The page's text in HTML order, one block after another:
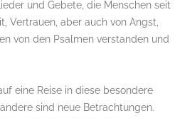
und Gebete, die Menschen seit
Vertrauen, aber auch von Angst,
von den Psalmen verstanden und
eine Reise in diese besondere
sind neue Betrachtungen.